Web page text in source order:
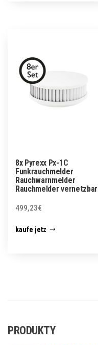
8x Pyrexx Px-1C
Funkrauchmelder
Rauchwarnmelder
Rauchmelder vernetzbar
499,23€
kaufe jetz
PRODUKTY